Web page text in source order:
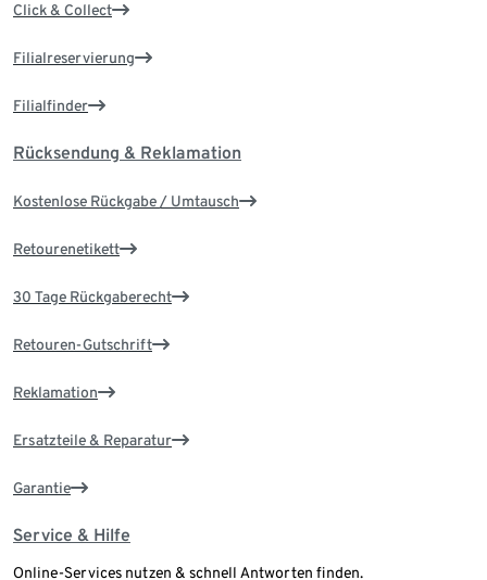
Click & Collect
Filialreservierung
Filialfinder
Rücksendung & Reklamation
Kostenlose Rückgabe / Umtausch
Retourenetikett
30 Tage Rückgaberecht
Retouren-Gutschrift
Reklamation
Ersatzteile & Reparatur
Garantie
Service & Hilfe
Online-Services nutzen & schnell Antworten finden.